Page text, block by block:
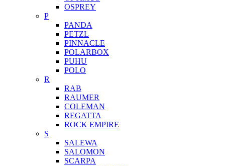
OSPREY
P
PANDA
PETZL
PINNACLE
POLARBOX
PUHU
POLO
R
RAB
RAUMER
COLEMAN
REGATTA
ROCK EMPIRE
S
SALEWA
SALOMON
SCARPA